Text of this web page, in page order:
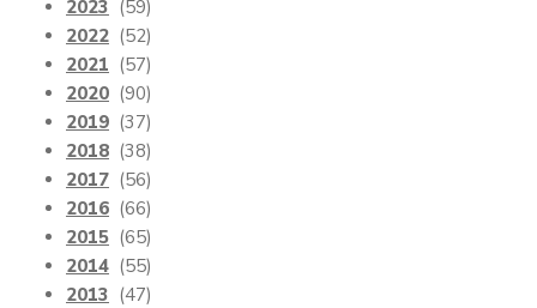
2023 (59)
2022 (52)
2021 (57)
2020 (90)
2019 (37)
2018 (38)
2017 (56)
2016 (66)
2015 (65)
2014 (55)
2013 (47)